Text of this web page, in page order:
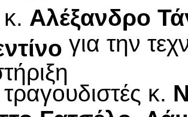
Αλέξανδρο
για την
κ.